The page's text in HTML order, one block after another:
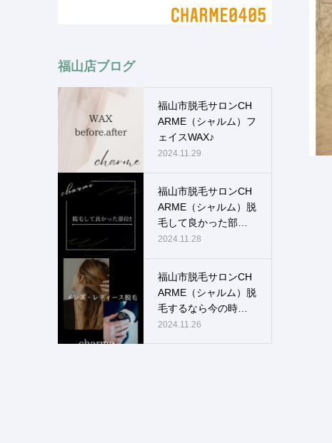
福山店ブログ
福山市脱毛サロンCH
ARME（シャルム）フ
ェイスWAX♪
2024.11.29
福山市脱毛サロンCH
ARME（シャルム）脱
毛して良かった部
位！！
2024.11.28
福山市脱毛サロンCH
ARME（シャルム）脱
毛するなら今の時
期！！
2024.11.26